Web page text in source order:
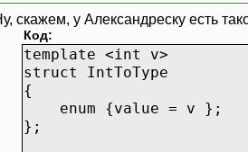
скажем, у Александреску есть
Код:
template <int v>
struct IntToType
{
enum {value = v };
};